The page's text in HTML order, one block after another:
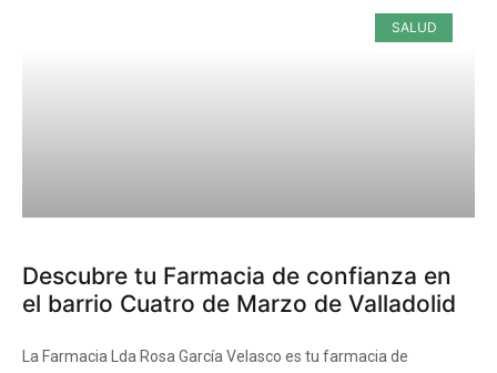
SALUD
Descubre tu Farmacia de confianza en
el barrio Cuatro de Marzo de Valladolid
La Farmacia Lda Rosa García Velasco es tu farmacia de